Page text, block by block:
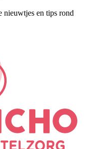
nieuwtjes en tips rond